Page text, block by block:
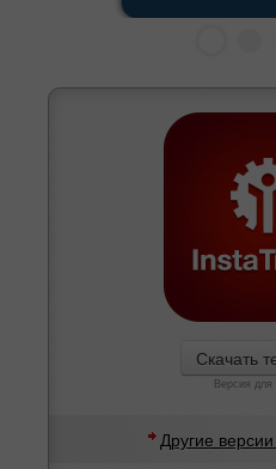
Скачать
Версия для
Другие